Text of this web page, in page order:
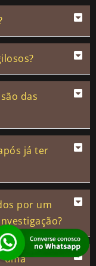
das
já ter
por um
uma